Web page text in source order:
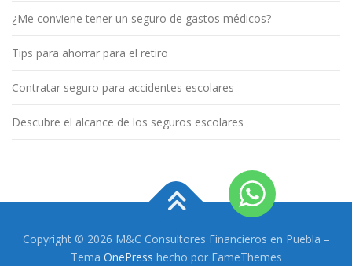
¿Me conviene tener un seguro de gastos médicos?
Tips para ahorrar para el retiro
Contratar seguro para accidentes escolares
Descubre el alcance de los seguros escolares
Copyright © 2026 M&C Consultores Financieros en Puebla –
Tema OnePress hecho por FameThemes